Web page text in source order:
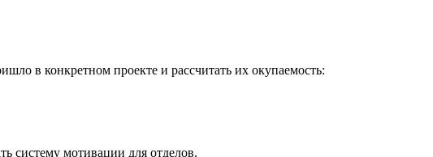
в конкретном проекте и рассчитать их окупаемость:
систему мотивации для отделов.